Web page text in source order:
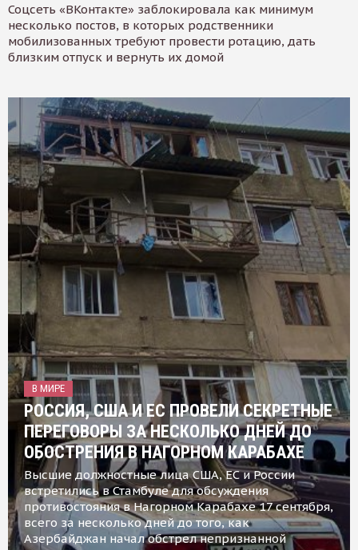
Соцсеть «ВКонтакте» заблокировала как минимум
несколько постов, в которых родственники
мобилизованных требуют провести ротацию, дать
близким отпуск и вернуть их домой
В МИРЕ
РОССИЯ, США И ЕС ПРОВЕЛИ СЕКРЕТНЫЕ
ПЕРЕГОВОРЫ ЗА НЕСКОЛЬКО ДНЕЙ ДО
ОБОСТРЕНИЯ В НАГОРНОМ КАРАБАХЕ
Высшие должностные лица США, ЕС и России
встретились в Стамбуле для обсуждения
противостояния в Нагорном Карабахе 17 сентября,
всего за несколько дней до того, как
Азербайджан начал обстрел непризнанной